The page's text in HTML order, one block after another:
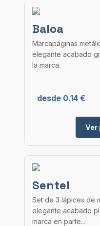
Baloa
Marcapáginas
elegante acabado
la marca.
desde 0.14 €
Ver
Sentel
Set de 3 lápices de
elegante acabado
marca en parte...